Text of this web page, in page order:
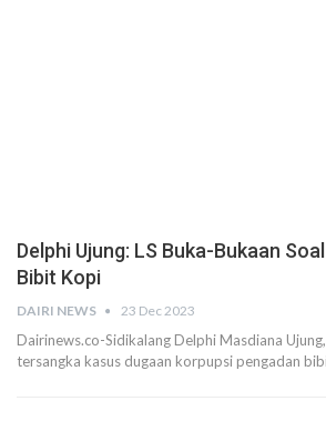
Delphi Ujung: LS Buka-Bukaan
Bibit Kopi
DAIRI NEWS 23 Dec 2023
Dairinews.co-Sidikalang Delphi Masdiana
tersangka kasus dugaan korpupsi pengadan